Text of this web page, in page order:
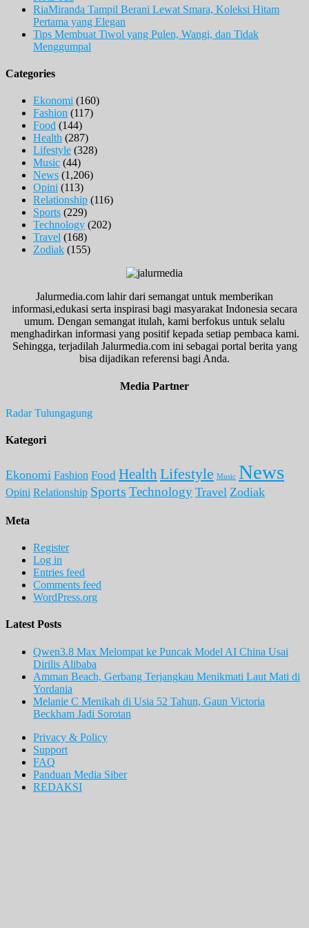
RiaMiranda Tampil Berani Lewat Smara, Koleksi Hitam
Pertama yang Elegan
Tips Membuat Tiwol yang Pulen, Wangi, dan Tidak
Menggumpal
Categories
Ekonomi (160)
Fashion (117)
Food (144)
Health (287)
Lifestyle (328)
Music (44)
News (1,206)
Opini (113)
Relationship (116)
Sports (229)
Technology (202)
Travel (168)
Zodiak (155)
Jalurmedia.com lahir dari semangat untuk memberikan
informasi,edukasi serta inspirasi bagi masyarakat Indonesia secara
umum. Dengan semangat itulah, kami berfokus untuk selalu
menghadirkan informasi yang positif kepada setiap pembaca kami.
Sehingga, terjadilah Jalurmedia.com ini sebagai portal berita yang
bisa dijadikan referensi bagi Anda.
Media Partner
Radar Tulungagung
Kategori
Ekonomi Fashion Food Health Lifestyle Music News
Opini Relationship Sports Technology Travel Zodiak
Meta
Register
Log in
Entries feed
Comments feed
WordPress.org
Latest Posts
Qwen3.8 Max Melompat ke Puncak Model AI China Usai
Dirilis Alibaba
Amman Beach, Gerbang Terjangkau Menikmati Laut Mati di
Yordania
Melanie C Menikah di Usia 52 Tahun, Gaun Victoria
Beckham Jadi Sorotan
Privacy & Policy
Support
FAQ
Panduan Media Siber
REDAKSI